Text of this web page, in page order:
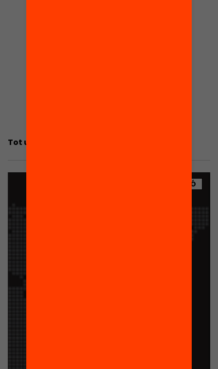
Tot un Món. Material didàctic
PUBLICACIÓ